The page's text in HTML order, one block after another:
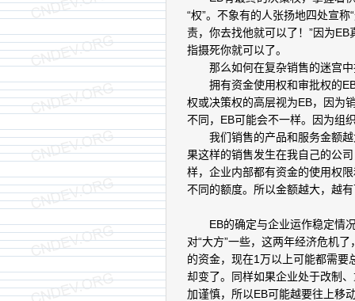
“权”。不象有的人张扬地四处宣
责，你去找他就可以了！”因为
指摄死你就可以了。
那么如何在复杂销售的迷宫中
拥有资金使用权和审批权的EB
权或决策权的高层视为EB，因为
不同，EB可能会不一样。因为组
我们销售的产品和服务金额越
果这样的销售发生在我自己的公
样，企业内部都有资金的使用权
不同的额度。所以金额越大，越
EB的确定与企业运作稳定情况
对“大方”一些，这两年经济危机
的资金，现在1万以上可能都需要
却变了。同样如果企业处于改制
加谨慎，所以EB可能越要往上移